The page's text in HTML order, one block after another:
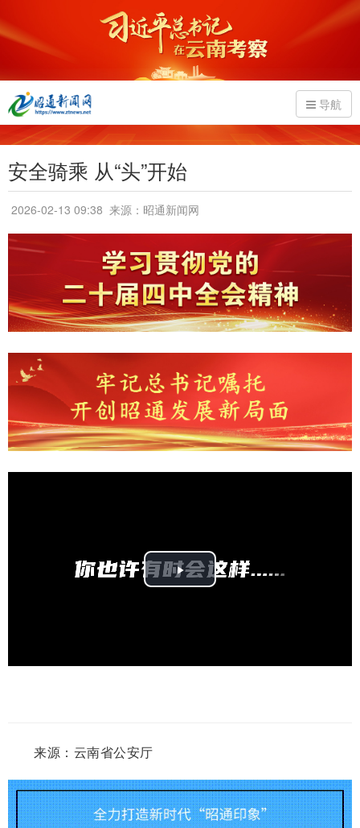
导航
安全骑乘 从“头”开始
2026-02-13 09:38 来源：昭通新闻网
Play
来源：云南省公安厅